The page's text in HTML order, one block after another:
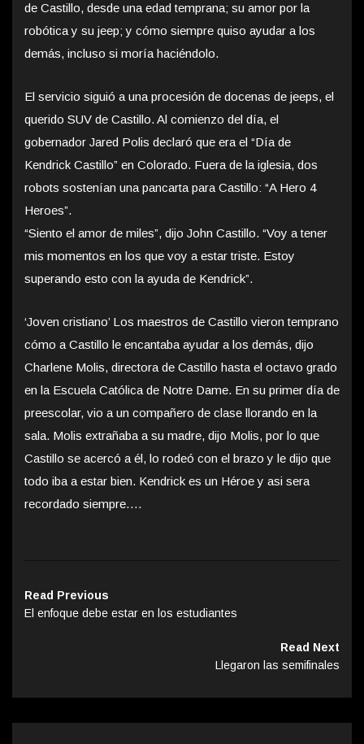
de Castillo, desde una edad temprana; su amor por la
robótica y su jeep; y cómo siempre quiso ayudar a los
demás, incluso si moría haciéndolo.
El servicio siguió a una procesión de docenas de jeeps, el
querido SUV de Castillo. Al comienzo del día, el
gobernador Jared Polis declaró que era el “Día de
Kendrick Castillo” en Colorado. Fuera de la iglesia, dos
robots sostenían una pancarta para Castillo: “A Hero 4
Heroes”.
“Siento el amor de miles”, dijo John Castillo. “Voy a tener
mis momentos en los que voy a estar triste. Estoy
superando esto con la ayuda de Kendrick”.
‘Joven cristiano’ Los maestros de Castillo vieron temprano
cómo a Castillo le encantaba ayudar a los demás, dijo
Charlene Molis, directora de Castillo hasta el octavo grado
en la Escuela Católica de Notre Dame. En su primer día de
preescolar, vio a un compañero de clase llorando en la
sala. Molis extrañaba a su madre, dijo Molis, por lo que
Castillo se acercó a él, lo rodeó con el brazo y le dijo que
todo iba a estar bien. Kendrick es un Héroe y asi sera
recordado siempre….
Read Previous
El enfoque debe estar en los estudiantes
Read Next
Llegaron las semifinales